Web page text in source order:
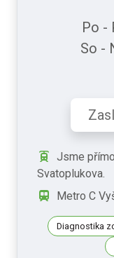
Po -
So -
Jsme
Svatoplukova.
Metro C
Diagnostika